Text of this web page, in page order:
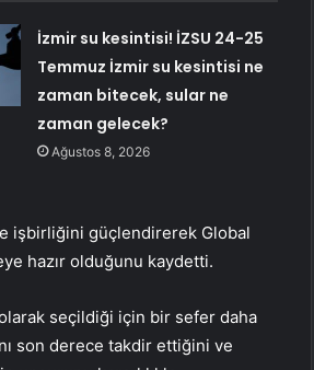
İzmir su kesintisi! İZSU 24-25
Temmuz İzmir su kesintisi ne
zaman bitecek, sular ne
zaman gelecek?
Ağustos 8, 2026
işbirliğini güçlendirerek Global
hazır olduğunu kaydetti.
seçildiği için bir sefer daha
son derece takdir ettiğini ve